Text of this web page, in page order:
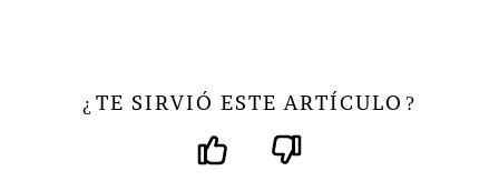
¿ TE SIRVIÓ ESTE ARTÍCULO ?